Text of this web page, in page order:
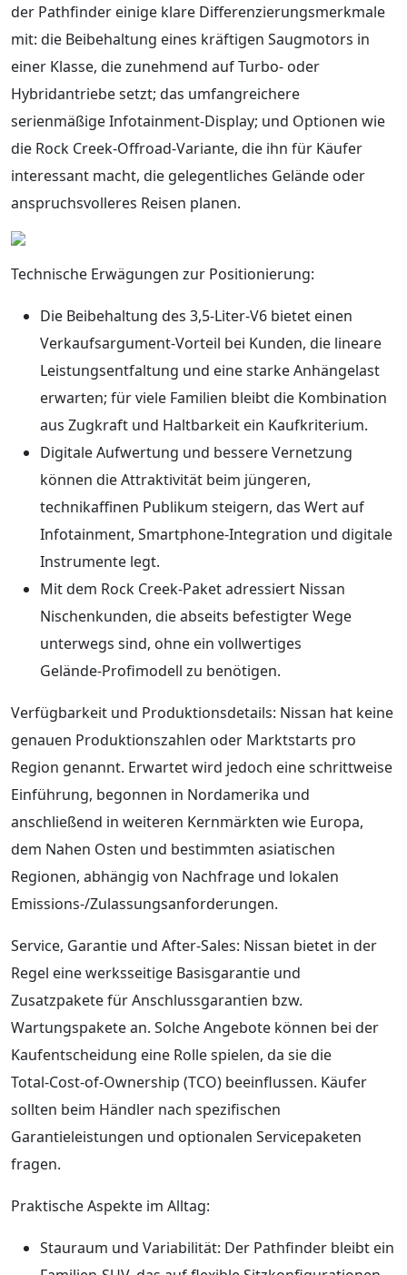
der Pathfinder einige klare Differenzierungsmerkmale
mit: die Beibehaltung eines kräftigen Saugmotors in
einer Klasse, die zunehmend auf Turbo‑ oder
Hybridantriebe setzt; das umfangreichere
serienmäßige Infotainment‑Display; und Optionen wie
die Rock Creek‑Offroad‑Variante, die ihn für Käufer
interessant macht, die gelegentliches Gelände oder
anspruchsvolleres Reisen planen.
Technische Erwägungen zur Positionierung:
Die Beibehaltung des 3,5‑Liter‑V6 bietet einen
Verkaufsargument‑Vorteil bei Kunden, die lineare
Leistungsentfaltung und eine starke Anhängelast
erwarten; für viele Familien bleibt die Kombination
aus Zugkraft und Haltbarkeit ein Kaufkriterium.
Digitale Aufwertung und bessere Vernetzung
können die Attraktivität beim jüngeren,
technikaffinen Publikum steigern, das Wert auf
Infotainment, Smartphone‑Integration und digitale
Instrumente legt.
Mit dem Rock Creek‑Paket adressiert Nissan
Nischenkunden, die abseits befestigter Wege
unterwegs sind, ohne ein vollwertiges
Gelände‑Profimodell zu benötigen.
Verfügbarkeit und Produktionsdetails: Nissan hat keine
genauen Produktionszahlen oder Marktstarts pro
Region genannt. Erwartet wird jedoch eine schrittweise
Einführung, begonnen in Nordamerika und
anschließend in weiteren Kernmärkten wie Europa,
dem Nahen Osten und bestimmten asiatischen
Regionen, abhängig von Nachfrage und lokalen
Emissions‑/Zulassungsanforderungen.
Service, Garantie und After‑Sales: Nissan bietet in der
Regel eine werksseitige Basisgarantie und
Zusatzpakete für Anschlussgarantien bzw.
Wartungspakete an. Solche Angebote können bei der
Kaufentscheidung eine Rolle spielen, da sie die
Total‑Cost‑of‑Ownership (TCO) beeinflussen. Käufer
sollten beim Händler nach spezifischen
Garantieleistungen und optionalen Servicepaketen
fragen.
Praktische Aspekte im Alltag:
Stauraum und Variabilität: Der Pathfinder bleibt ein